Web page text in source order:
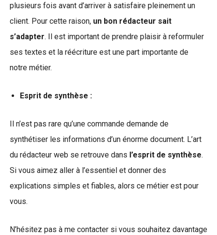
plusieurs fois avant d’arriver à satisfaire pleinement un
client. Pour cette raison, un bon rédacteur sait
s’adapter. Il est important de prendre plaisir à reformuler
ses textes et la réécriture est une part importante de
notre métier.
Esprit de synthèse :
Il n’est pas rare qu’une commande demande de
synthétiser les informations d’un énorme document. L’art
du rédacteur web se retrouve dans l’esprit de synthèse.
Si vous aimez aller à l’essentiel et donner des
explications simples et fiables, alors ce métier est pour
vous.
N’hésitez pas à me contacter si vous souhaitez davantage